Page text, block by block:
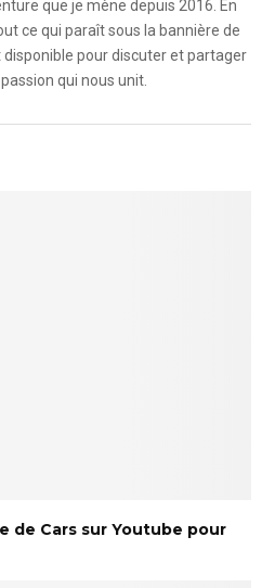
que je mène depuis 2016. En
ce qui paraît sous la bannière de
disponible pour discuter et partager
qui nous unit.
de Cars sur Youtube pour